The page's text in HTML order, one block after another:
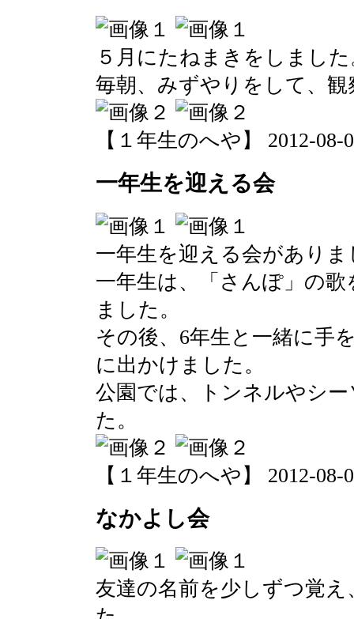
５月にたねまきをしまし
毎朝、みずやりをして、
【１年生のへや】 2012-08-
一年生を迎える会
一年生を迎える会がありま
一年生は、「さんぽ」の
ました。
その後、6年生と一緒に手
に出かけました。
公園では、トンネルやシ
た。
【１年生のへや】 2012-08-
なかよし会
友達の名前を少しずつ覚